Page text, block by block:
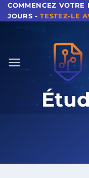
Aller
au
COMMENCEZ VOTRE
JOURS -TESTEZ-LE